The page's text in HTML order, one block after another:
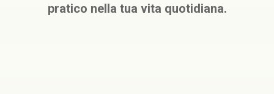
pratico nella tua vita quotidiana.